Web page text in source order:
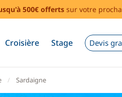
500€ offerts sur votre
Croisière Stage Devis
Sardaigne